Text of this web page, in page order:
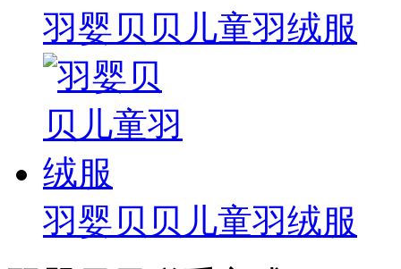
羽婴贝贝儿童羽绒服
羽婴贝贝儿童羽绒服